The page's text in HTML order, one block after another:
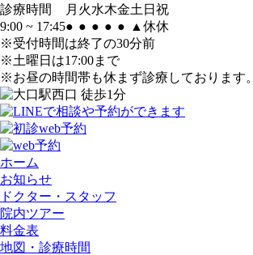
診療時間
月 火水木金土 日 祝
9:00 ~ 17:45● ● ● ● ● ▲ 休休
※受付時間は終了の30分前
※土曜日は17:00まで
※お昼の時間帯も休まず診療しております。
ホーム
お知らせ
ドクター・スタッフ
院内ツアー
料金表
地図・診療時間